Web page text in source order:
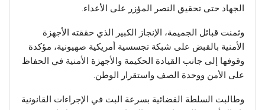
الجهاد حتى تحقيق النصر المؤزر على الأعداء.
وثمنت قبائل الجميمة، الإنجاز الكبير الذي حققته الأجهزة
الأمنية بالقبض على شبكة تجسسية أمريكية صهيونية، مؤكدة
وقوفها إلى جانب القيادة الحكيمة والأجهزة الأمنية في الحفاظ
على الأمن ووحدة الصف واستقرار الوطن.
وطالبت السلطة القضائية بسرعة البت في الإجراءات القانونية